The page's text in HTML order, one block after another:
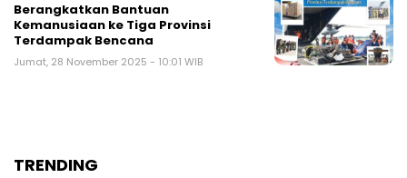
Berangkatkan Bantuan
Kemanusiaan ke Tiga Provinsi
Terdampak Bencana
Jumat, 28 November 2025 - 10:01 WIB
TRENDING